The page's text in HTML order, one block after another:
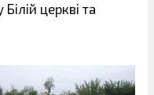
церкві та